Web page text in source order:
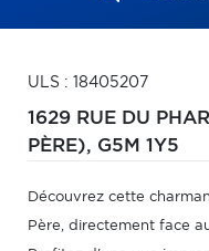
ULS : 18405207
1629 RUE DU
PÈRE), G5M 1Y5
Découvrez cette
Père, directement face